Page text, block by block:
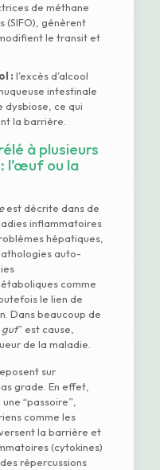
de méthane
(SIFO), génèrent
le transit et
: l’excès d’alcool
intestinale
dysbiose, ce qui
la barrière.
à plusieurs
l’œuf ou la
est décrite dans de
inflammatoires
hépatiques,
auto-
comme
le lien de
Dans beaucoup de
gut” est cause,
de la maladie.
sur
grade. En effet,
“passoire”,
comme les
la barrière et
(cytokines)
répercussions